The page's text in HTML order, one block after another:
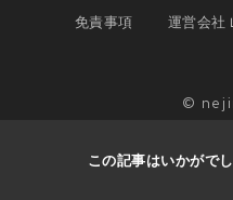
この記事はいかがで
免責事項 運営会社
©